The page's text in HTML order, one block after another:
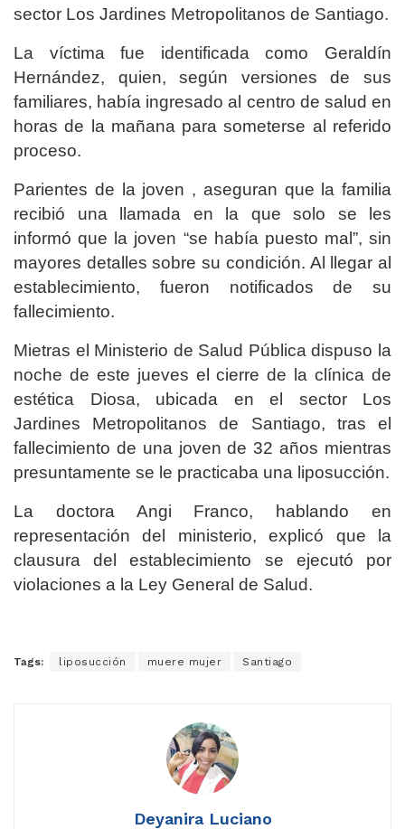
sector Los Jardines Metropolitanos de Santiago.
La víctima fue identificada como Geraldín
Hernández, quien, según versiones de sus
familiares, había ingresado al centro de salud en
horas de la mañana para someterse al referido
proceso.
Parientes de la joven , aseguran que la familia
recibió una llamada en la que solo se les
informó que la joven “se había puesto mal”, sin
mayores detalles sobre su condición. Al llegar al
establecimiento, fueron notificados de su
fallecimiento.
Mietras el Ministerio de Salud Pública dispuso la
noche de este jueves el cierre de la clínica de
estética Diosa, ubicada en el sector Los
Jardines Metropolitanos de Santiago, tras el
fallecimiento de una joven de 32 años mientras
presuntamente se le practicaba una liposucción.
La doctora Angi Franco, hablando en
representación del ministerio, explicó que la
clausura del establecimiento se ejecutó por
violaciones a la Ley General de Salud.
Tags: liposucción muere mujer Santiago
Deyanira Luciano